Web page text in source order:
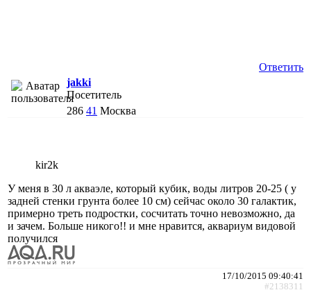
Ответить
jakki
Посетитель
286 41 Москва
kir2k
У меня в 30 л акваэле, который кубик, воды литров 20-25 ( у
задней стенки грунта более 10 см) сейчас около 30 галактик,
примерно треть подростки, сосчитать точно невозможно, да
и зачем. Больше никого!! и мне нравится, аквариум видовой
получился
17/10/2015 09:40:41
#2138311